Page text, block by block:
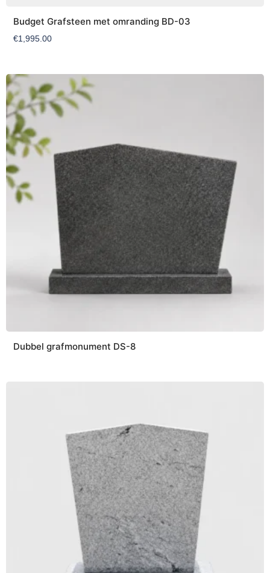
Budget Grafsteen met omranding BD-03
€1,995.00
Dubbel grafmonument DS-8